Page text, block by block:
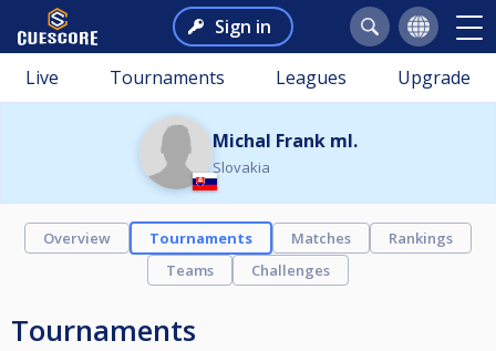
Sign in
Live Tournaments Leagues Upgrade
Michal Frank ml.
Slovakia
Overview Tournaments Matches
Rankings
Teams
Challenges
Tournaments